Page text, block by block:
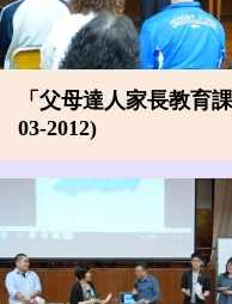
「父母達人家長教育
03-2012)